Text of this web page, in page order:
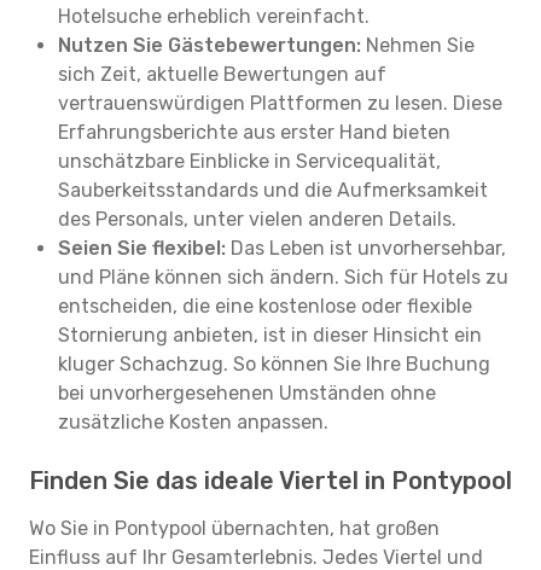
Hotelsuche erheblich vereinfacht.
Nutzen Sie Gästebewertungen: Nehmen Sie
sich Zeit, aktuelle Bewertungen auf
vertrauenswürdigen Plattformen zu lesen. Diese
Erfahrungsberichte aus erster Hand bieten
unschätzbare Einblicke in Servicequalität,
Sauberkeitsstandards und die Aufmerksamkeit
des Personals, unter vielen anderen Details.
Seien Sie flexibel: Das Leben ist unvorhersehbar,
und Pläne können sich ändern. Sich für Hotels zu
entscheiden, die eine kostenlose oder flexible
Stornierung anbieten, ist in dieser Hinsicht ein
kluger Schachzug. So können Sie Ihre Buchung
bei unvorhergesehenen Umständen ohne
zusätzliche Kosten anpassen.
Finden Sie das ideale Viertel in Pontypool
Wo Sie in Pontypool übernachten, hat großen
Einfluss auf Ihr Gesamterlebnis. Jedes Viertel und